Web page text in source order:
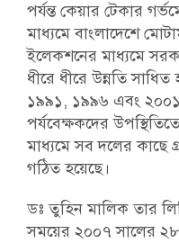
পর্যন্ত কেয়ার টেকার
মাধ্যমে বাংলাদেশে
ইলেকশনের মাধ্যমে
ধীরে ধীরে উন্নতি
১৯৯১, ১৯৯৬ এবং ২০০১
পর্যবেক্ষকদের
মাধ্যমে সব দলের কাছে
গঠিত হয়েছে।
ডঃ তুহিন মালিক তার
সময়ের ২০০৭ সালের